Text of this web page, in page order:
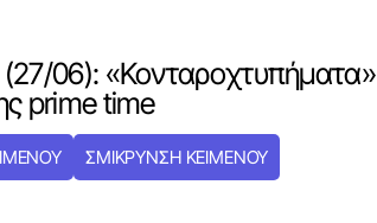
06): «Κονταροχτυπήματα»
prime time
ΣΜΙΚΡΥΝΣΗ ΚΕΙΜΕΝΟΥ